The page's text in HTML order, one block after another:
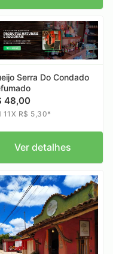
Serra Do Condado
48,00
11X R$ 5,30*
Ver detalhes